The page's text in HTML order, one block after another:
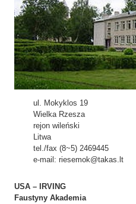
ul. Mokyklos 19
Wielka Rzesza
rejon wileński
Litwa
tel./fax (8~5) 2469445
e-mail: riesemok@takas.lt
USA – IRVING
Faustyny Akademia